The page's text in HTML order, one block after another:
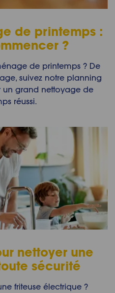
de printemps :
?
de printemps ? De
suivez notre planning
grand nettoyage de
réussi.
nettoyer une
sécurité
friteuse électrique ?